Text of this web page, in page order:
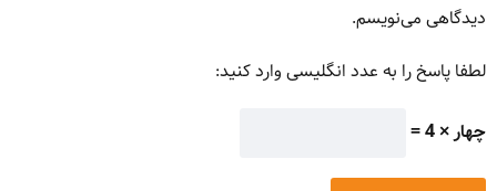
دیدگاهی می‌نویسم.
لطفا پاسخ را به عدد انگلیسی وارد کنید:
چهار × 4 =